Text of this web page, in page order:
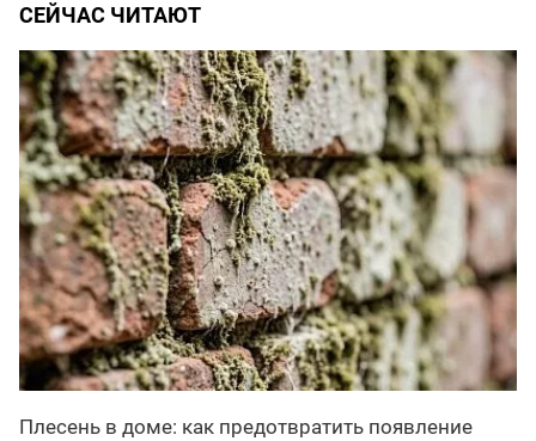
СЕЙЧАС ЧИТАЮТ
Плесень в доме: как предотвратить появление